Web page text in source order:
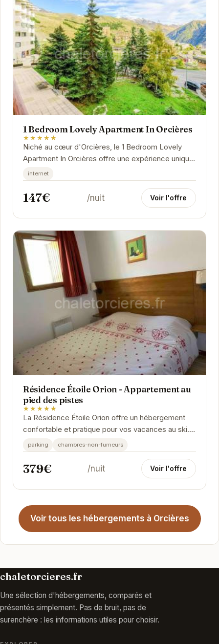
1 Bedroom Lovely Apartment In Orcières
★★★★★
Niché au cœur d'Orcières, le 1 Bedroom Lovely
Apartment In Orcières offre une expérience unique.
Son emplacement privilégié permet un accès...
internet
147€ /nuit Voir l'offre
Résidence Étoile Orion - Appartement au
pied des pistes
★★★★★
La Résidence Étoile Orion offre un hébergement
confortable et pratique pour vos vacances au ski.
Situé au pied des pistes, l'appartement permet...
parking chambres-non-fumeurs
379€ /nuit Voir l'offre
Voir tous les hébergements à Orcières
chaletorcieres.fr
Une sélection d'hébergements, comparés et
présentés simplement. Pas de bruit, pas de
surenchère : les informations utiles pour choisir.